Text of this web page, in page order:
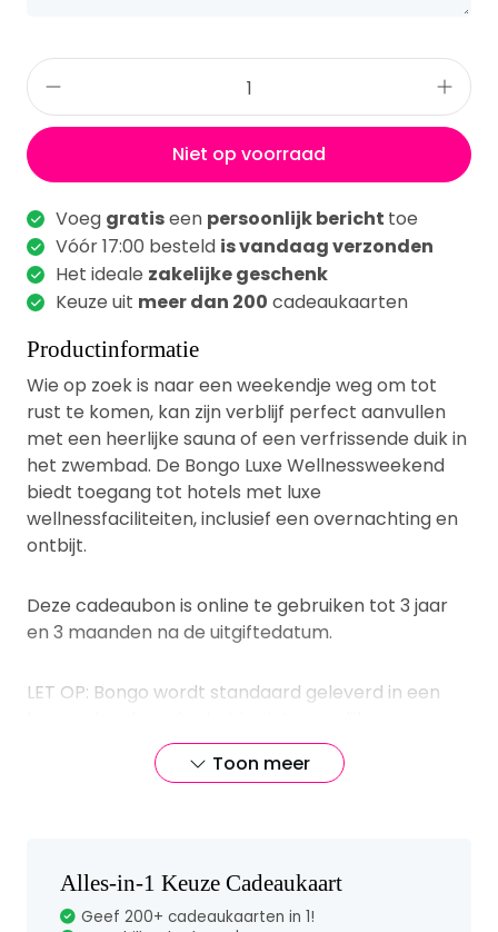
Niet op voorraad
Voeg gratiseen persoonlijk bericht toe
Vóór 17:00 besteld is vandaag verzonden
Het ideale zakelijke geschenk
Keuze uit meer dan 200 cadeaukaarten
Productinformatie
Wie op zoek is naar een weekendje weg om tot
rust te komen, kan zijn verblijf perfect aanvullen
met een heerlijke sauna of een verfrissende duik in
het zwembad. De Bongo Luxe Wellnessweekend
biedt toegang tot hotels met luxe
wellnessfaciliteiten, inclusief een overnachting en
ontbijt.
Deze cadeaubon is online te gebruiken tot 3 jaar
en 3 maanden na de uitgiftedatum.
LET OP: Bongo wordt standaard geleverd in een
aparte cadeauverpakking te bestellen.
cadeaubox Bongo - Luxe
Toon meer
Alles-in-1 Keuze Cadeaukaart
Geef 200+ cadeaukaarten in 1!